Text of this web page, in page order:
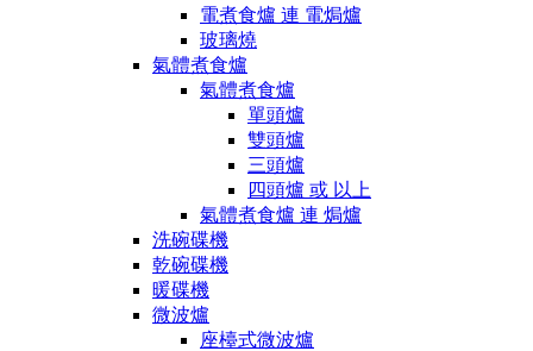
電煮食爐 連 電焗爐
玻璃燒
氣體煮食爐
氣體煮食爐
單頭爐
雙頭爐
三頭爐
四頭爐 或 以上
氣體煮食爐 連 焗爐
洗碗碟機
乾碗碟機
暖碟機
微波爐
座檯式微波爐